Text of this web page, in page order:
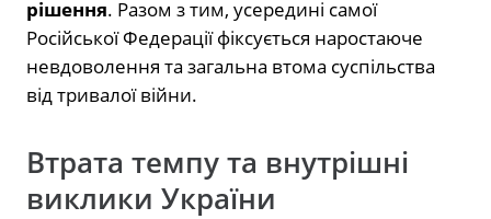
рішення. Разом з тим, усередині самої
Російської Федерації фіксується наростаюче
невдоволення та загальна втома суспільства
від тривалої війни.
Втрата темпу та внутрішні
виклики України